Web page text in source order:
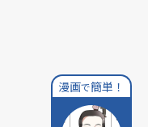
漫画で簡単！